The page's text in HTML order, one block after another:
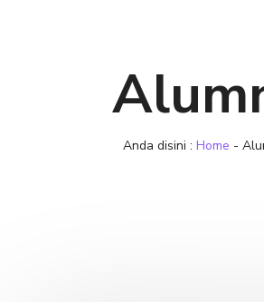
Anda disini : Home -